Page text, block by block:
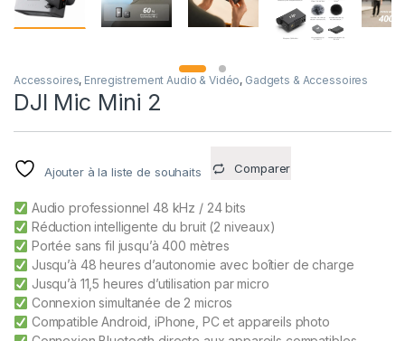
Accessoires, Enregistrement Audio & Vidéo, Gadgets & Accessoires
DJI Mic Mini 2
Ajouter à la liste de souhaits Comparer
Audio professionnel 48 kHz / 24 bits
Réduction intelligente du bruit (2 niveaux)
Portée sans fil jusqu’à 400 mètres
Jusqu’à 48 heures d’autonomie avec boîtier de charge
Jusqu’à 11,5 heures d’utilisation par micro
Connexion simultanée de 2 micros
Compatible Android, iPhone, PC et appareils photo